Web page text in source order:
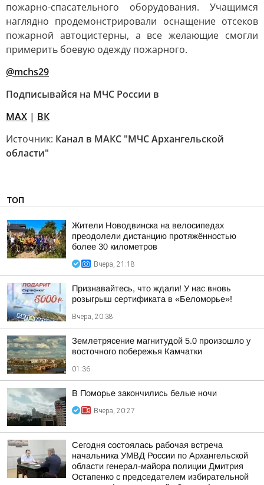
пожарно-спасательного оборудования. Учащимся
наглядно продемонстрировали оснащение отсеков
пожарной автоцистерны, а все желающие смогли
примерить боевую одежду пожарного.
@mchs29
Подписывайся на МЧС России в
MAX | ВК
Источник: Канал в МАКС "МЧС Архангельской
области"
ТОП
Жители Новодвинска на велосипедах
преодолели дистанцию протяжённостью
более 30 километров
Вчера, 21:18
Признавайтесь, что ждали! У нас вновь
розыгрыш сертификата в «Беломорье»!
Вчера, 20:38
Землетрясение магнитудой 5.0 произошло у
восточного побережья Камчатки
01:36
В Поморье закончились белые ночи
Вчера, 20:27
Сегодня состоялась рабочая встреча
начальника УМВД России по Архангельской
области генерал-майора полиции Дмитрия
Остапенко с председателем избирательной